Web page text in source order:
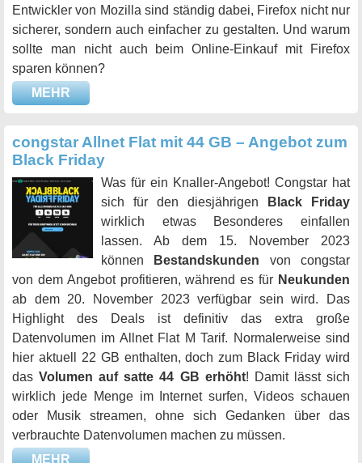
Entwickler von Mozilla sind ständig dabei, Firefox nicht nur
sicherer, sondern auch einfacher zu gestalten. Und warum
sollte man nicht auch beim Online-Einkauf mit Firefox
sparen können?
MEHR
congstar Allnet Flat mit 44 GB – Angebot zum
Black Friday
Was für ein Knaller-Angebot! Congstar hat
sich für den diesjährigen
Black Friday
wirklich etwas Besonderes einfallen
lassen. Ab dem 15. November 2023
können
Bestandskunden von congstar
von dem Angebot profitieren, während es für Neukunden
ab dem 20. November 2023 verfügbar sein wird. Das
Highlight des Deals ist definitiv das extra große
Datenvolumen im Allnet Flat M Tarif. Normalerweise sind
hier aktuell 22 GB enthalten, doch zum Black Friday wird
dasVolumen auf satte 44 GB erhöht! Damit lässt sich
wirklich jede Menge im Internet surfen, Videos schauen
oder Musik streamen, ohne sich Gedanken über das
verbrauchte Datenvolumen machen zu müssen.
MEHR